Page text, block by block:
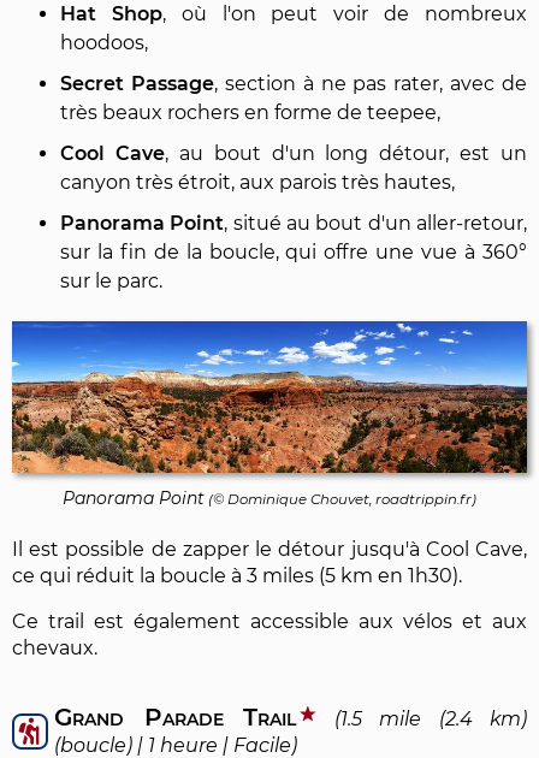
Hat Shop, où l'on peut voir de nombreux
hoodoos,
Secret Passage, section à ne pas rater, avec de
très beaux rochers en forme de teepee,
Cool Cave, au bout d'un long détour, est un
canyon très étroit, aux parois très hautes,
Panorama Point, situé au bout d'un aller-retour,
sur la fin de la boucle, qui offre une vue à 360°
sur le parc.
Panorama Point (© Dominique Chouvet, roadtrippin.fr)
Il est possible de zapper le détour jusqu'à Cool Cave,
ce qui réduit la boucle à 3 miles (5 km en 1h30).
Ce trail est également accessible aux vélos et aux
chevaux.
Grand Parade Trail
(1.5 mile (2.4 km)
(boucle) | 1 heure | Facile)